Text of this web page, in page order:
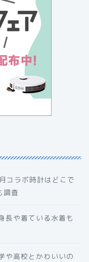
コラボ時計はどこで
調査
長や着ている水着も
や高校とかわいいの